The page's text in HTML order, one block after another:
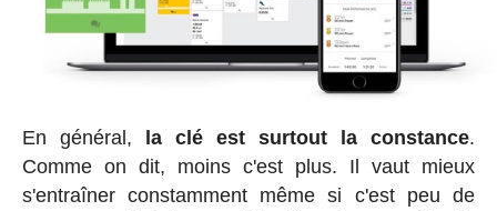
En général, la clé est surtout la constance.
Comme on dit, moins c'est plus. Il vaut mieux
s'entraîner constamment même si c'est peu de